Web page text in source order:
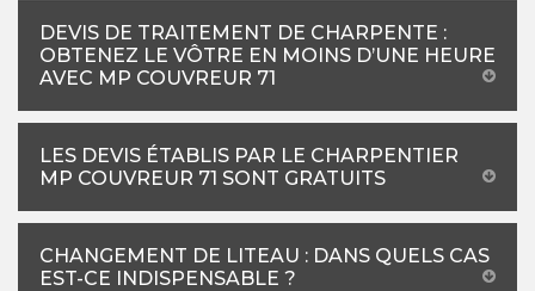
DEVIS DE TRAITEMENT DE CHARPENTE :
OBTENEZ LE VÔTRE EN MOINS D’UNE HEURE
AVEC MP COUVREUR 71
LES DEVIS ÉTABLIS PAR LE CHARPENTIER
MP COUVREUR 71 SONT GRATUITS
CHANGEMENT DE LITEAU : DANS QUELS CAS
EST-CE INDISPENSABLE ?